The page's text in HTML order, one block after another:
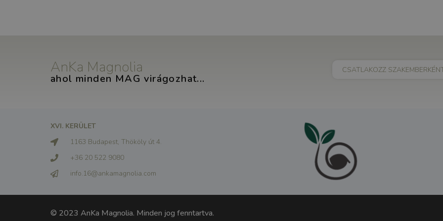
AnKa Magnolia
ahol minden MAG virágozhat...
CSATLAKOZZ
XVI. KERÜLET
1163 Budapest, Thököly út 4.
+36 20 522 9080
info.16@ankamagnolia.com
© 2023 AnKa Magnolia. Minden jog fenntartva.